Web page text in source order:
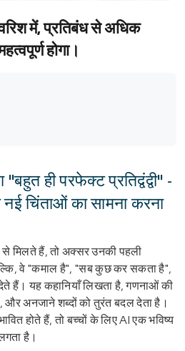
में, प्रतिबंध से अधिक
होगा।
ही परफेक्ट प्रतिद्वंद्वी" -
नई चिंताओं का सामना करना
मिलते हैं, तो अक्सर उनकी पहली
वे "कमाल है", "सब कुछ कर सकता है",
हैं। यह कहानियाँ लिखता है, गणनाओं की
और अनजाने शब्दों को तुरंत बदल देता है।
होते हैं, तो बच्चों के लिए AI एक भविष्य
है।